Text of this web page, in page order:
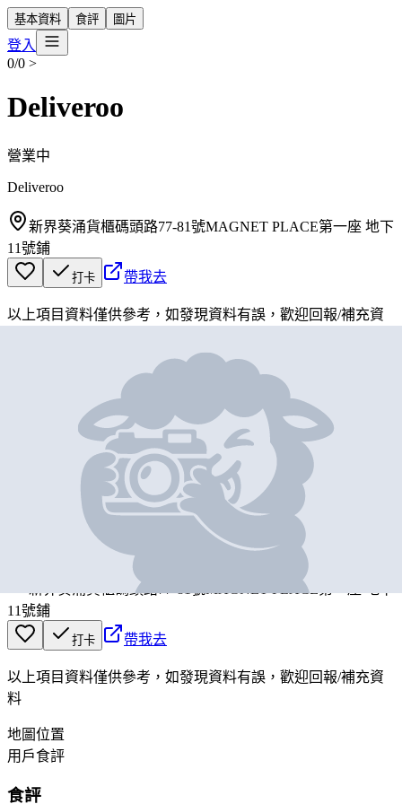
基本資料 食評 圖片
登入
0/0 >
Deliveroo
營業中
Deliveroo
新界葵涌貨櫃碼頭路77-81號MAGNET PLACE第一座 地下
11號鋪
打卡 帶我去
以上項目資料僅供參考，如發現資料有誤，歡迎回報/補充資
Deliveroo
新界葵涌貨櫃碼頭路77-81號MAGNET PLACE第一座 地下
11號鋪
打卡 帶我去
以上項目資料僅供參考，如發現資料有誤，歡迎回報/補充資
料
地圖位置
用戶食評
食評